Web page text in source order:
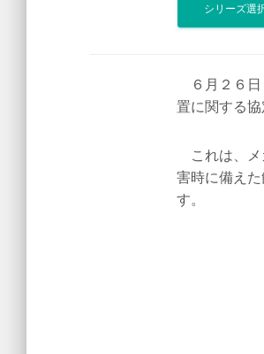
シリーズ選
６月２６日
置に関する協
これは、メ
害時に備え
す。